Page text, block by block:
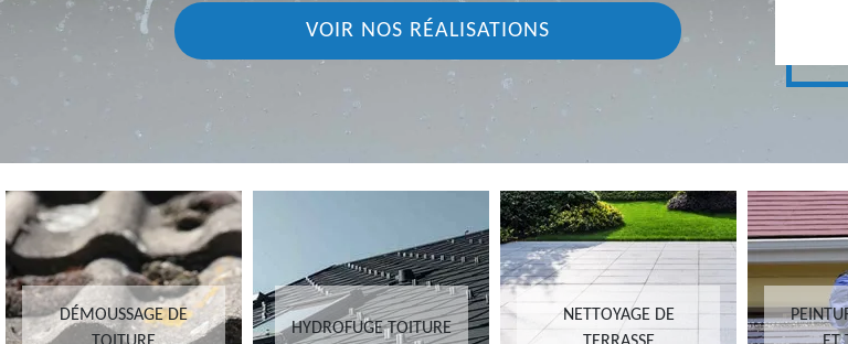
VOIR NOS RÉALISATIONS
DÉMOUSSAGE DE
HYDROFUGE TOITURE
NETTOYAGE DE